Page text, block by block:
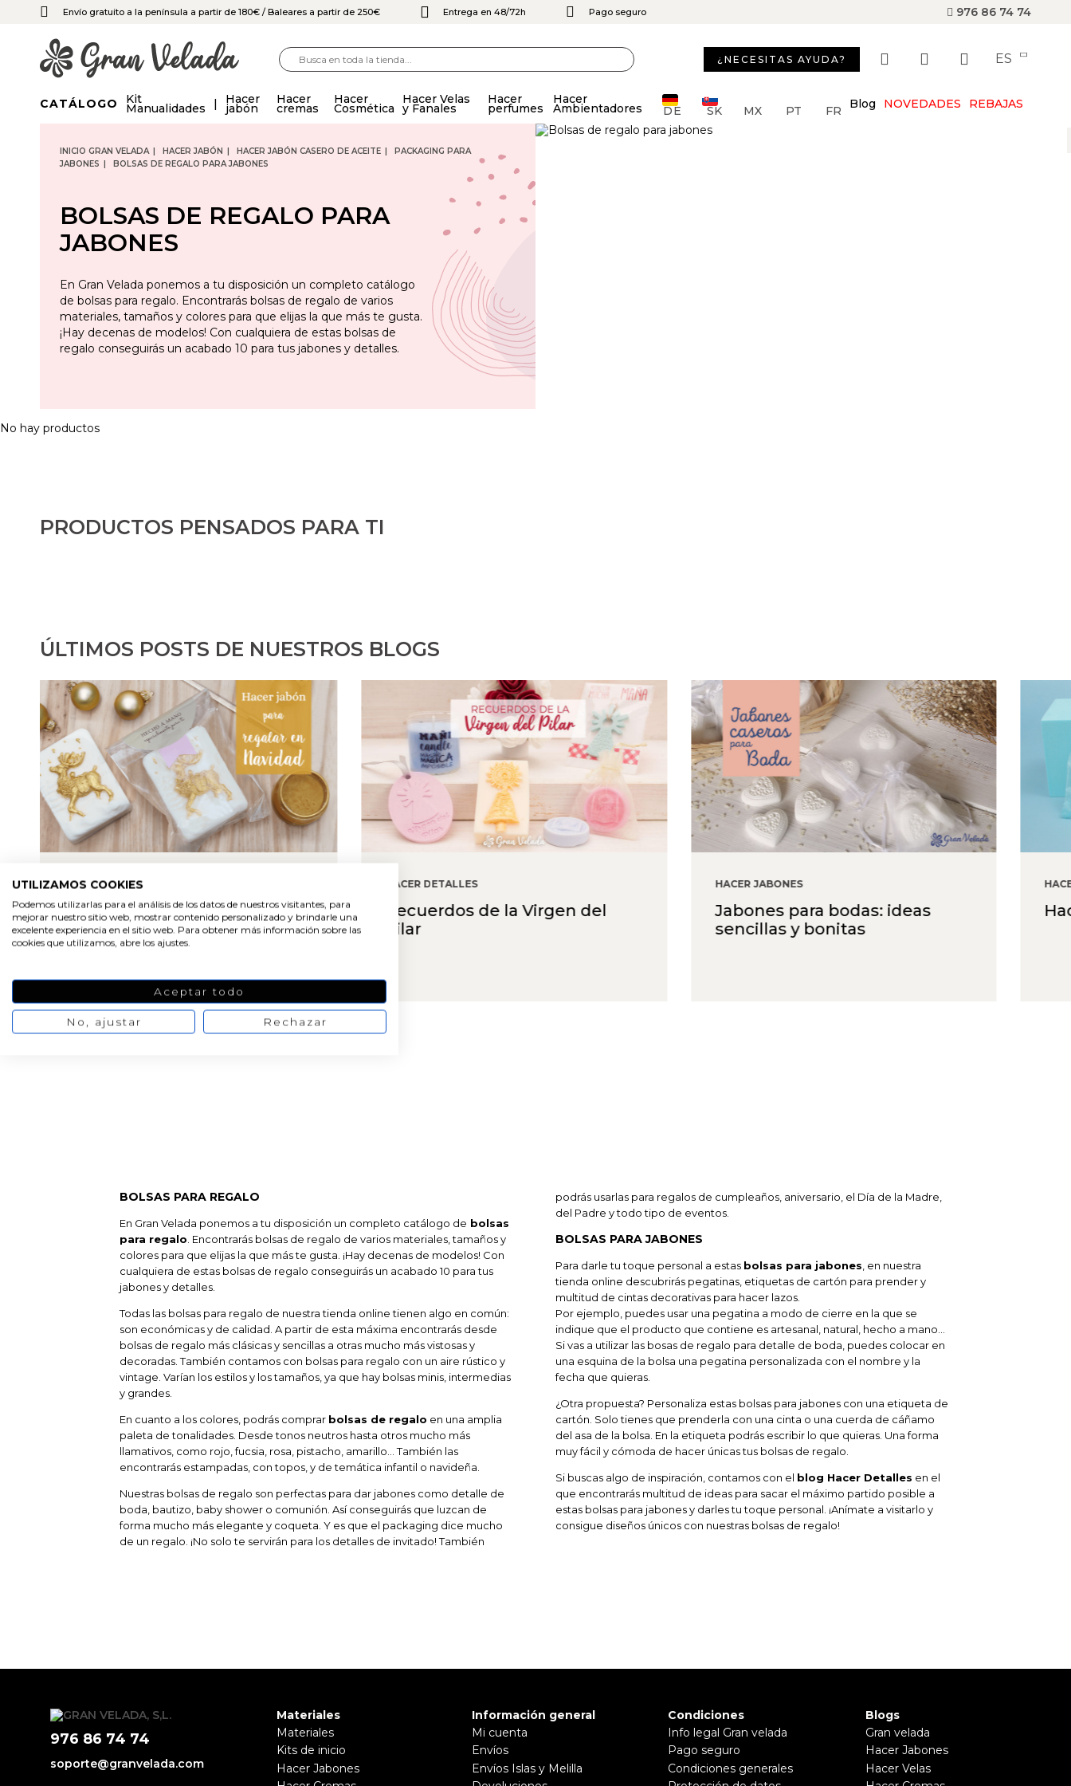
Envío gratuito a la península a partir de 180€ / Baleares a partir de 250€ Entrega en 48/72h Pago seguro 976 86 74 74
¿NECESITAS AYUDA? ES
CATÁLOGO Kit
Manualidades
Hacer
jabón
Hacer
cremas
Hacer
Cosmética
Hacer Velas
y Fanales
Hacer
perfumes
Hacer
Ambientadores DE SK MX PT FR Blog NOVEDADES REBAJAS
INICIO GRAN VELADA HACER JABÓN HACER JABÓN CASERO DE ACEITE
PACKAGING PARA
JABONES
BOLSAS DE REGALO PARA JABONES
BOLSAS DE REGALO PARA
JABONES
En Gran Velada ponemos a tu disposición un completo catálogo
de bolsas para regalo. Encontrarás bolsas de regalo de varios
materiales, tamaños y colores para que elijas la que más te gusta.
¡Hay decenas de modelos! Con cualquiera de estas bolsas de
regalo conseguirás un acabado 10 para tus jabones y detalles.
No hay productos
PRODUCTOS PENSADOS PARA TI
ÚLTIMOS POSTS DE NUESTROS BLOGS
HACER DETALLES
Recuerdos de la Virgen del
Pilar
HACER JABONES
Jabones para bodas: ideas
sencillas y bonitas
HACER DETALLES
Hacer jabones para bautizo
BOLSAS PARA REGALO
En Gran Velada ponemos a tu disposición un completo catálogo de bolsas
para regalo . Encontrarás bolsas de regalo de varios materiales, tamaños y
colores para que elijas la que más te gusta. ¡Hay decenas de modelos! Con
cualquiera de estas bolsas de regalo conseguirás un acabado 10 para tus
jabones y detalles.
Todas las bolsas para regalo de nuestra tienda online tienen algo en común:
son económicas y de calidad. A partir de esta máxima encontrarás desde
bolsas de regalo más clásicas y sencillas a otras mucho más vistosas y
decoradas. También contamos con bolsas para regalo con un aire rústico y
vintage. Varían los estilos y los tamaños, ya que hay bolsas minis, intermedias
y grandes.
En cuanto a los colores, podrás comprar bolsas de regalo en una amplia
paleta de tonalidades. Desde tonos neutros hasta otros mucho más
llamativos, como rojo, fucsia, rosa, pistacho, amarillo… También las
encontrarás estampadas, con topos, y de temática infantil o navideña.
Nuestras bolsas de regalo son perfectas para dar jabones como detalle de
boda, bautizo, baby shower o comunión. Así conseguirás que luzcan de
forma mucho más elegante y coqueta. Y es que el packaging dice mucho
de un regalo. ¡No solo te servirán para los detalles de invitado! También
podrás usarlas para regalos de cumpleaños, aniversario, el Día de la Madre,
del Padre y todo tipo de eventos.
BOLSAS PARA JABONES
Para darle tu toque personal a estas bolsas para jabones , en nuestra
tienda online descubrirás pegatinas, etiquetas de cartón para prender y
multitud de cintas decorativas para hacer lazos.
Por ejemplo, puedes usar una pegatina a modo de cierre en la que se
indique que el producto que contiene es artesanal, natural, hecho a mano…
Si vas a utilizar las bosas de regalo para detalle de boda, puedes colocar en
una esquina de la bolsa una pegatina personalizada con el nombre y la
fecha que quieras.
¿Otra propuesta? Personaliza estas bolsas para jabones con una etiqueta de
cartón. Solo tienes que prenderla con una cinta o una cuerda de cáñamo
del asa de la bolsa. En la etiqueta podrás escribir lo que quieras. Una forma
muy fácil y cómoda de hacer únicas tus bolsas de regalo.
Si buscas algo de inspiración, contamos con el blog Hacer Detalles en el
que encontrarás multitud de ideas para sacar el máximo partido posible a
estas bolsas para jabones y darles tu toque personal. ¡Anímate a visitarlo y
consigue diseños únicos con nuestras bolsas de regalo!
976 86 74 74
soporte@granvelada.com
Materiales
Materiales
Kits de inicio
Hacer Jabones
Información general
Mi cuenta
Envíos
Envíos Islas y Melilla
Condiciones
Info legal Gran velada
Pago seguro
Condiciones generales
Blogs
Gran velada
Hacer Jabones
Hacer Velas
UTILIZAMOS COOKIES
Podemos utilizarlas para el análisis de los datos de nuestros visitantes, para
mejorar nuestro sitio web, mostrar contenido personalizado y brindarle una
excelente experiencia en el sitio web. Para obtener más información sobre las
cookies que utilizamos, abre los ajustes.
Aceptar todo
No, ajustar Rechazar